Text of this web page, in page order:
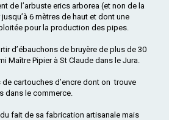
de l’arbuste erics arborea (et non de la
6 mètres de haut et dont une
pour la production des pipes.
d’ébauchons de bruyère de plus de 30
Maître Pipier à St Claude dans le Jura.
cartouches d’encre dont on trouve
dans le commerce.
fait de sa fabrication artisanale mais